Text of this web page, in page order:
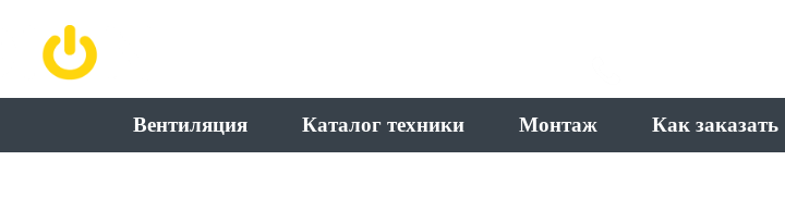
Вентиляция Каталог техники Монтаж Как заказать